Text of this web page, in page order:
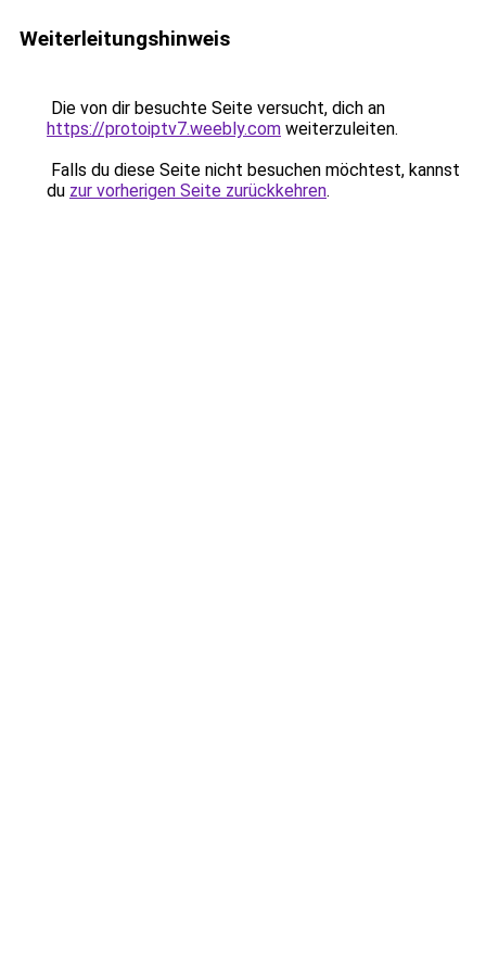
Weiterleitungshinweis
Die von dir besuchte Seite versucht, dich an
https://protoiptv7.weebly.com weiterzuleiten.
Falls du diese Seite nicht besuchen möchtest, kannst
du zur vorherigen Seite zurückkehren.